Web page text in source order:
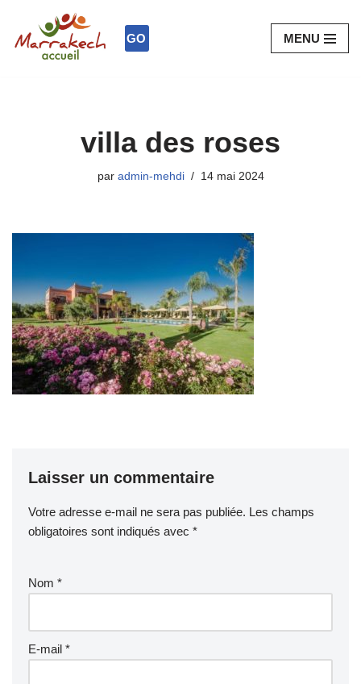
Aller
GO MENU
villa des roses
par admin-mehdi 14 mai 2024
Laisser un commentaire
Votre adresse e-mail ne sera pas publiée. Les champs
obligatoires sont indiqués avec *
Nom *
E-mail *